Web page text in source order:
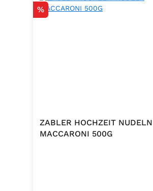
Rabatt
%
ZABLER HOCHZEIT NUDELN
MACCARONI 500G